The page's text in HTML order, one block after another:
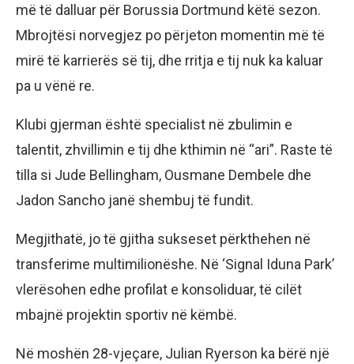
më të dalluar për Borussia Dortmund këtë sezon.
Mbrojtësi norvegjez po përjeton momentin më të
mirë të karrierës së tij, dhe rritja e tij nuk ka kaluar
pa u vënë re.
Klubi gjerman është specialist në zbulimin e
talentit, zhvillimin e tij dhe kthimin në “ari”. Raste të
tilla si Jude Bellingham, Ousmane Dembele dhe
Jadon Sancho janë shembuj të fundit.
Megjithatë, jo të gjitha sukseset përkthehen në
transferime multimilionëshe. Në ‘Signal Iduna Park’
vlerësohen edhe profilat e konsoliduar, të cilët
mbajnë projektin sportiv në këmbë.
Në moshën 28-vjeçare, Julian Ryerson ka bërë një